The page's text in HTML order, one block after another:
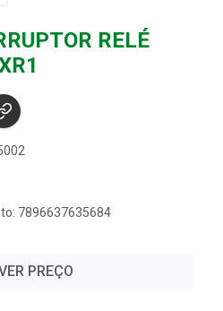
RELÉ
7896637635684
PREÇO